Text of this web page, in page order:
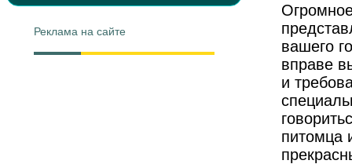
Реклама на сайте
вашего
вправе
и
питомца